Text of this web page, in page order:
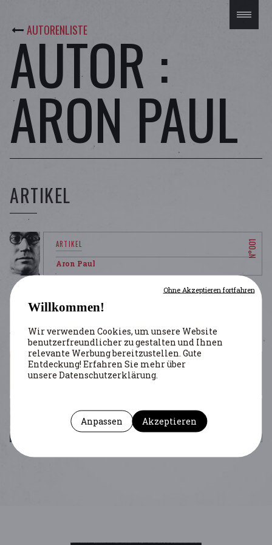
AUTORENLISTE
AUTOR :
ARON PAUL
ARTIKEL
Aron Paul
PERSÖNLICHKEITEN
Aron Paul
Willkommen!
Wir verwenden Cookies, um unsere Website
benutzerfreundlicher zu gestalten und Ihnen
relevante Werbung bereitzustellen. Gute
Entdeckung! Erfahren Sie mehr über
unsere Datenschutzerklärung.
Anpassen Akzeptieren
Ohne Akzeptieren fortfahren